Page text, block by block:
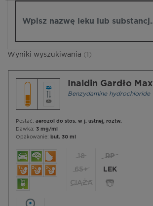
Wyniki wyszukiwania (1)
Inaldin Gardło Max
Benzydamine hydrochloride
Postać: aerozol do stos. w j. ustnej, roztw.
Dawka: 3 mg/ml
Opakowanie: but. 30 ml
18
65+
CIĄŻA
RP
LEK